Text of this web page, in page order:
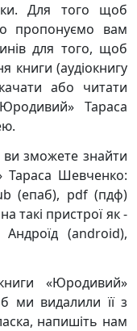
Для того щоб
пропонуємо вам
для того, щоб
книги (аудіокнигу
або читати
Тараса
зможете знайти
Тараса Шевченко:
(епаб), pdf (пдф)
такі пристрої як -
(android),
«Юродивий»
ми видалили її з
напишіть нам